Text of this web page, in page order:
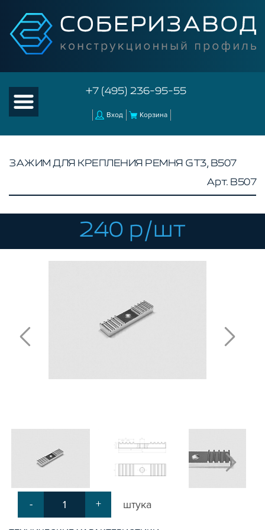
+7 (495) 236-95-55
Вход Корзина
КОМПЛЕКТУЮЩИЕ К ЧПУ
КОНСТРУКЦИОННЫЙ ПРОФИЛЬ ДЛЯ
СТАНКОВ
ПРОФИЛЬНЫЕ НАПРАВЛЯЮЩИЕ
ЛИНЕЙНЫЕ ПОДШИПНИКИ И МОДУЛИ
КАБЕЛЬ-КАНАЛЫ СТАНОЧНЫЕ ГИБКИЕ
ШАГОВЫЕ ДВИГАТЕЛИ И АККСЕСУАРЫ
АКСЕССУАРЫ ДЛЯ РАБОЧЕГО СТОЛА
АКСЕССУАРЫ ДЛЯ V-ПАЗА
СОЕДИНИТЕЛЬНЫЕ ПЛАСТИНЫ
Т-БОЛТЫ И Т-ГАЙКИ
СУХАРИ ПАЗОВЫЕ
УГЛОВЫЕ СОЕДИНИТЕЛИ
ЗАЖИМ ДЛЯ КРЕПЛЕНИЯ РЕМНЯ GT3, B507
Арт. B507
240 р/шт
- + штука